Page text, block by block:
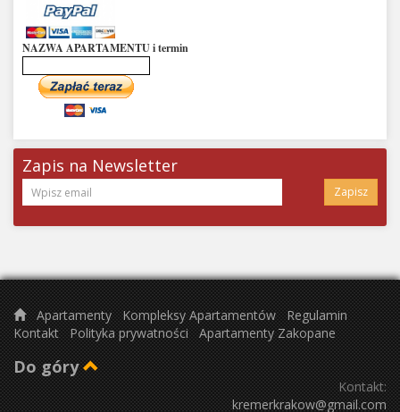
NAZWA APARTAMENTU i termin
Zapis na Newsletter
Zapisz
Apartamenty Kompleksy Apartamentów Regulamin
Kontakt Polityka prywatności Apartamenty Zakopane
Do góry
Kontakt:
kremerkrakow@gmail.com